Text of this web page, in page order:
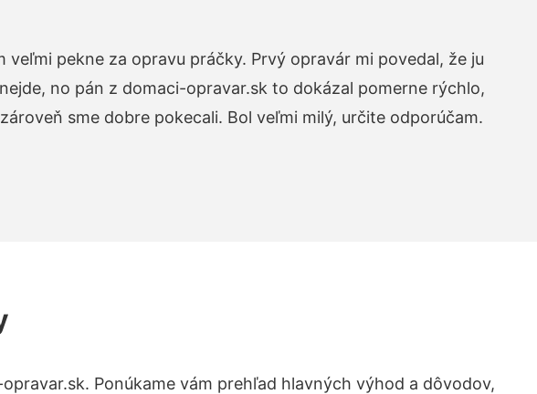
veľmi pekne za opravu práčky. Prvý opravár mi povedal, že ju
no pán z domaci-opravar.sk to dokázal pomerne rýchlo,
sme dobre pokecali. Bol veľmi milý, určite odporúčam.
Ponúkame vám prehľad hlavných výhod a dôvodov,